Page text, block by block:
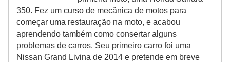
350. Fez um curso de mecânica de motos para
começar uma restauração na moto, e acabou
aprendendo também como consertar alguns
problemas de carros. Seu primeiro carro foi uma
Nissan Grand Livina de 2014 e pretende em breve